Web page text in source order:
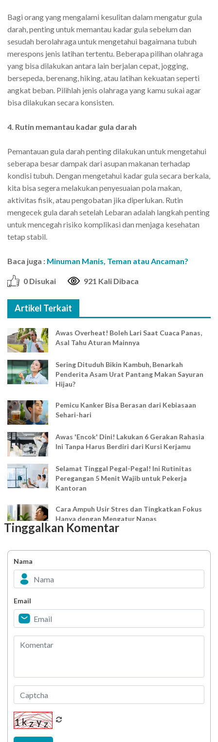
Bagi orang yang mengalami kesulitan dalam mengatur gula
darah, penting untuk memantau kadar gula sebelum dan
sesudah berolahraga untuk mengetahui bagaimana tubuh
merespons jenis latihan tertentu. Beberapa pilihan olahraga
yang bisa dilakukan antara lain berjalan cepat, jogging,
bersepeda, berenang, hiking, atau latihan kekuatan seperti
angkat beban. Pilihlah jenis olahraga yang kamu sukai agar
bisa dilakukan secara konsisten.
4. Rutin memantau kadar gula darah
Pemantauan gula darah penting dilakukan untuk mengetahui
seberapa besar dampak dari asupan makanan terhadap
kondisi tubuh. Dengan mengetahui kadar gula secara berkala,
kita bisa segera melakukan penyesuaian pola makan,
aktivitas fisik, atau pengobatan jika diperlukan. Rutin
mengecek gula darah setelah Lebaran adalah langkah penting
untuk mencegah risiko komplikasi dan menjaga kesehatan
tetap stabil.
Baca juga : Minuman Manis, Teman atau Ancaman?
0 Disukai 921 Kali Dibaca
Artikel Terkait
Awas Overheat! Boleh Lari Saat Cuaca Panas,
Asal Tahu Aturan Mainnya
Sering Dituduh Bikin Kambuh, Benarkah
Penderita Asam Urat Pantang Makan Sayuran
Hijau?
Pemicu Kanker Bisa Berasan dari Kebiasaan
Sehari-hari
Awas 'Encok' Dini! Lakukan 6 Gerakan Rahasia
Ini Tanpa Harus Berdiri dari Kursi Kerjamu
Selamat Tinggal Pegal-Pegal! Ini Rutinitas
Peregangan 5 Menit Wajib untuk Pekerja
Kantoran
Cara Ampuh Usir Stres dan Tingkatkan Fokus
Hanya dengan Mengatur Napas
Bahagia dalam Tubuh
Minuman Manis, Teman atau Ancaman?
Berani Selesaikan Challenge 6.000 Langkah?
Tinggalkan Komentar
Nama
Email